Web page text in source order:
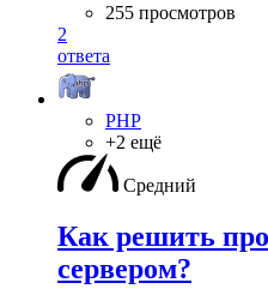
255 просмотров
2
ответа
PHP
+2 ещё
Средний
Как решить
сервером?